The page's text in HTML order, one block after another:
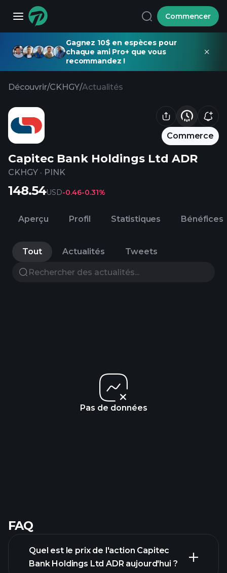
Commencer
Gagnez 10$ en espèces pour
chaque ami Pro+ que vous
recommandez !
Découvrir/CKHGY/Actualités
Commerce
Capitec Bank Holdings Ltd ADR
CKHGY · PINK
148.54USD-0.46-0.31%
Aperçu Profil Statistiques Bénéfices
Tout Actualités Tweets
Pas de données
FAQ
Quel est le prix de l'action Capitec
Bank Holdings Ltd ADR aujourd'hui ?